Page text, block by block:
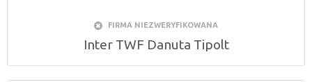
FIRMA NIEZWERYFIKOWANA
Inter TWF Danuta Tipolt